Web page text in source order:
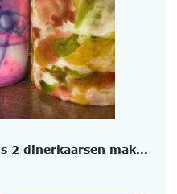
Workshop Geurkaars plus 2 dinerkaarsen maken